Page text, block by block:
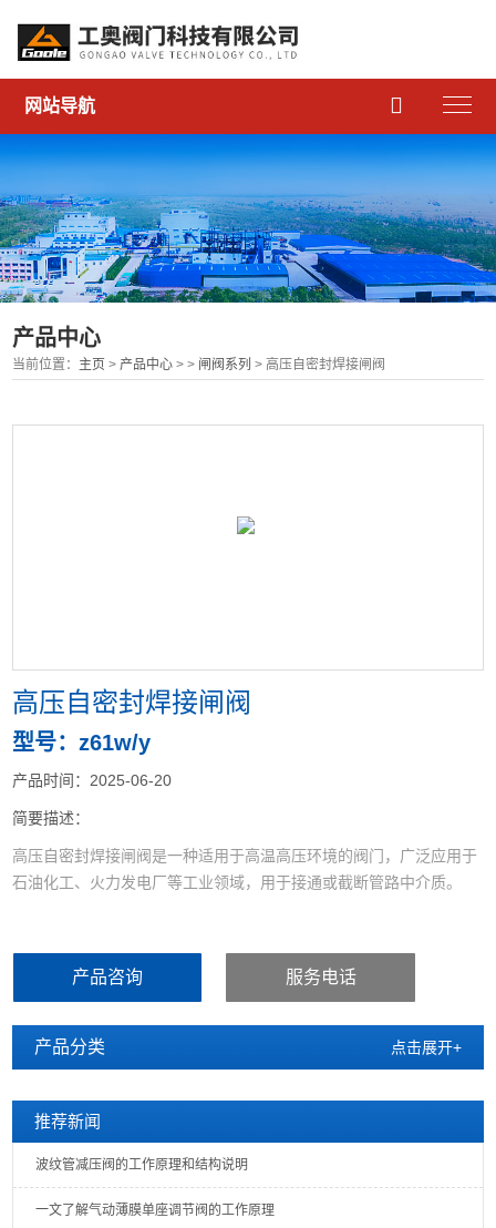
网站导航 
产品中心
当前位置： 主页 > 产品中心 > > 闸阀系列 > 高压自密封焊接闸阀
高压自密封焊接闸阀
型号：z61w/y
产品时间：2025-06-20
简要描述：
高压自密封焊接闸阀是一种适用于高温高压环境的阀门，‌广泛应用于
石油化工、‌火力发电厂等工业领域，‌用于接通或截断管路中介质。‌
产品咨询 服务电话
产品分类 点击展开+
推荐新闻
波纹管减压阀的工作原理和结构说明
一文了解气动薄膜单座调节阀的工作原理